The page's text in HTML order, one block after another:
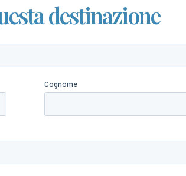
destinazione